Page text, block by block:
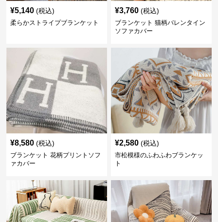
¥5,140 (税込)
柔らかストライプブランケット
¥3,760 (税込)
ブランケット 猫柄バレンタイン
ソファカバー
¥8,580 (税込)
ブランケット 花柄プリントソフ
ァカバー
¥2,580 (税込)
市松模様のふわふわブランケッ
ト